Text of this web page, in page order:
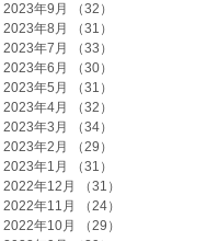
2023年9月
（32）
2023年8月
（31）
2023年7月
（33）
2023年6月
（30）
2023年5月
（31）
2023年4月
（32）
2023年3月
（34）
2023年2月
（29）
2023年1月
（31）
2022年12月
（31）
2022年11月
（24）
2022年10月
（29）